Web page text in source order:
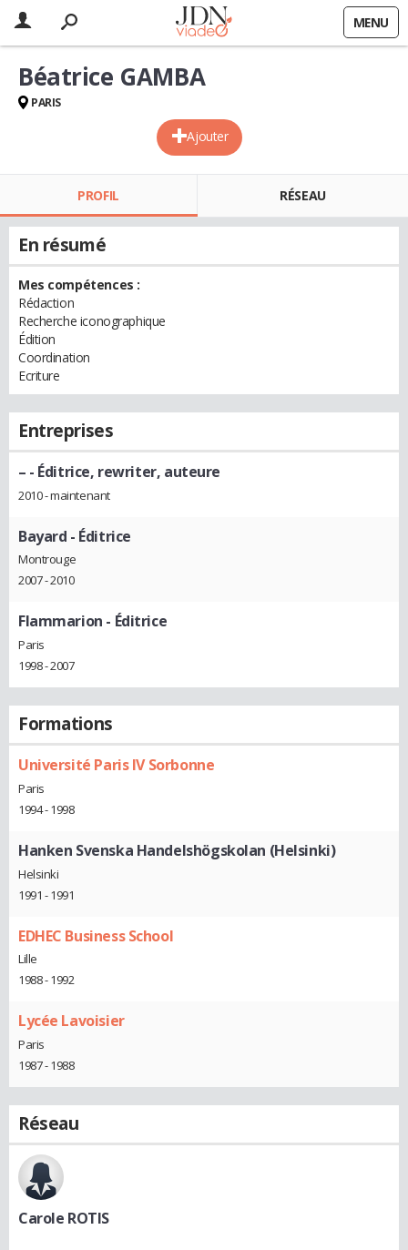
MENU
Ajouter
Béatrice GAMBA
PARIS
PROFIL RÉSEAU
En résumé
Mes compétences :
Rédaction
Recherche iconographique
Édition
Coordination
Ecriture
Entreprises
– - Éditrice, rewriter, auteure
2010 - maintenant
Bayard - Éditrice
Montrouge
2007 - 2010
Flammarion - Éditrice
Paris
1998 - 2007
Formations
Université Paris IV Sorbonne
Paris
1994 - 1998
Hanken Svenska Handelshögskolan (Helsinki)
Helsinki
1991 - 1991
EDHEC Business School
Lille
1988 - 1992
Lycée Lavoisier
Paris
1987 - 1988
Réseau
Carole ROTIS